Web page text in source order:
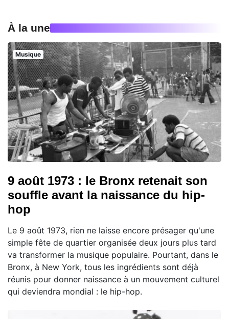
À la une
Musique
9 août 1973 : le Bronx retenait son
souffle avant la naissance du hip-
hop
Le 9 août 1973, rien ne laisse encore présager qu'une
simple fête de quartier organisée deux jours plus tard
va transformer la musique populaire. Pourtant, dans le
Bronx, à New York, tous les ingrédients sont déjà
réunis pour donner naissance à un mouvement culturel
qui deviendra mondial : le hip-hop.